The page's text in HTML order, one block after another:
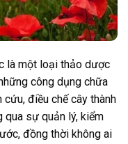
là một loại thảo dược
công dụng chữa
cứu, điều chế cây thành
qua sự quản lý, kiểm
đồng thời không ai